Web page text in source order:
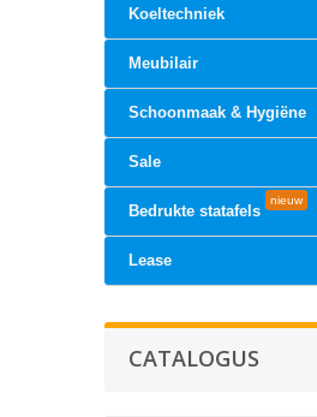
Koeltechniek
Meubilair
Schoonmaak & Hygiëne
Sale
Bedrukte statafels
nieuw
Lease
CATALOGUS